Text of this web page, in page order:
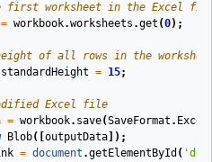
first worksheet in the Excel
= workbook.worksheets .get (0);
of all rows in the
standardHeight = 15;
Excel file
= workbook. save(SaveFormat .
Blob([ outputData ]);
= document .getElementById (